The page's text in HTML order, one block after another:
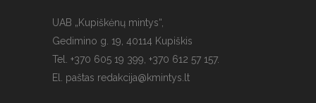
UAB „Kupiškėnų mintys“,
Gedimino g. 19, 40114 Kupiškis
Tel. +370 605 19 399, +370 612 57 157.
El. paštas redakcija@kmintys.lt